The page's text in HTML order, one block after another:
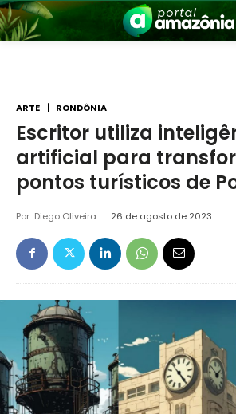
Amazônia
ARTE RONDÔNIA
Escritor utiliza
artificial para
pontos turísticos de
Por Diego Oliveira 26 de agosto de 2023